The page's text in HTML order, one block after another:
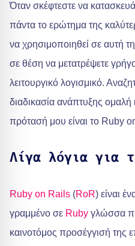
Όταν σκέφτεστε να
πάντα το ερώτημα της
να χρησιμοποιηθεί σε αυτή
σε θέση να μετατρέψετε
λειτουργικό λογισμικό.
διαδικασία ανάπτυξης ομαλή
πρότασή μου είναι το Ruby
Λίγα λόγια για
Ruby on Rails (RoR) είναι
γραμμένο σε Ruby γλώσσα
καινοτόμος προσέγγισή της